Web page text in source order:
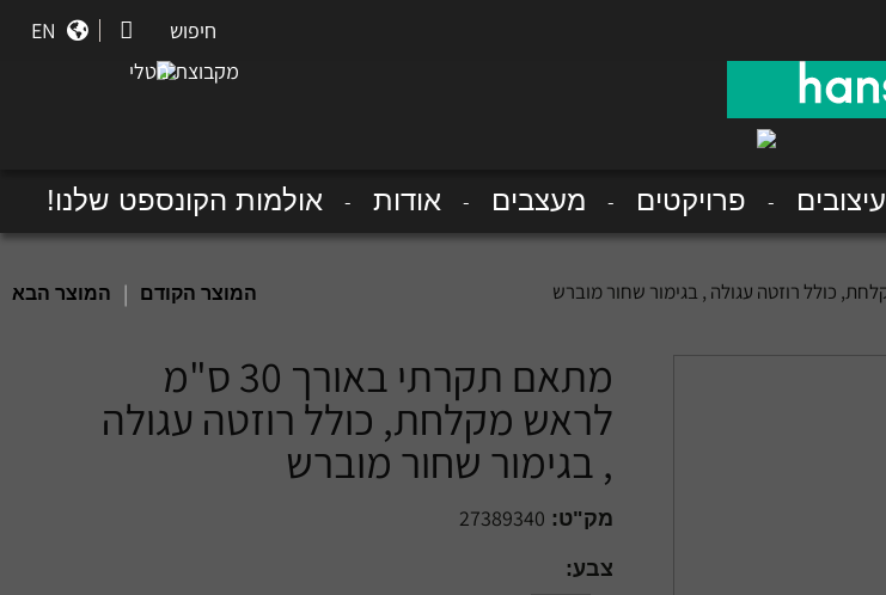
חיפוש
EN
מקבוצת נוטלי
עיצובים פרויקטים מעצבים אודות אולמות הקונספט שלנו!
המוצר הקודם | המוצר הבא
מתאם תקרתי באורך 30 ס"מ
לראש מקלחת, כולל רוזטה עגולה
, בגימור שחור מוברש
מק"ט: 27389340
צבע: